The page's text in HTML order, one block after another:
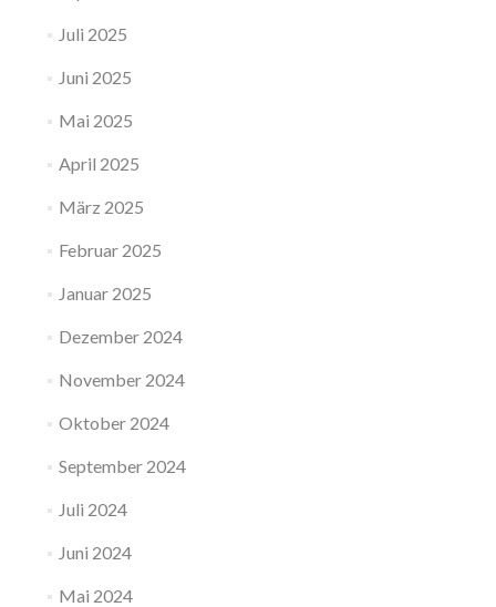
Juli 2025
Juni 2025
Mai 2025
April 2025
März 2025
Februar 2025
Januar 2025
Dezember 2024
November 2024
Oktober 2024
September 2024
Juli 2024
Juni 2024
Mai 2024